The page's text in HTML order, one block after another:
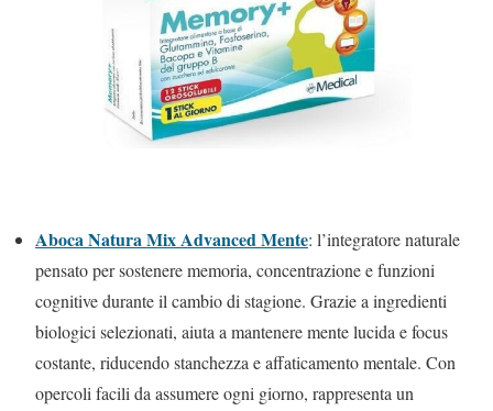
Aboca Natura Mix Advanced Mente: l’integratore naturale
pensato per sostenere memoria, concentrazione e funzioni
cognitive durante il cambio di stagione. Grazie a ingredienti
biologici selezionati, aiuta a mantenere mente lucida e focus
costante, riducendo stanchezza e affaticamento mentale. Con
opercoli facili da assumere ogni giorno, rappresenta un